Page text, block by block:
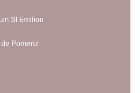
St Emilion
Pomerol